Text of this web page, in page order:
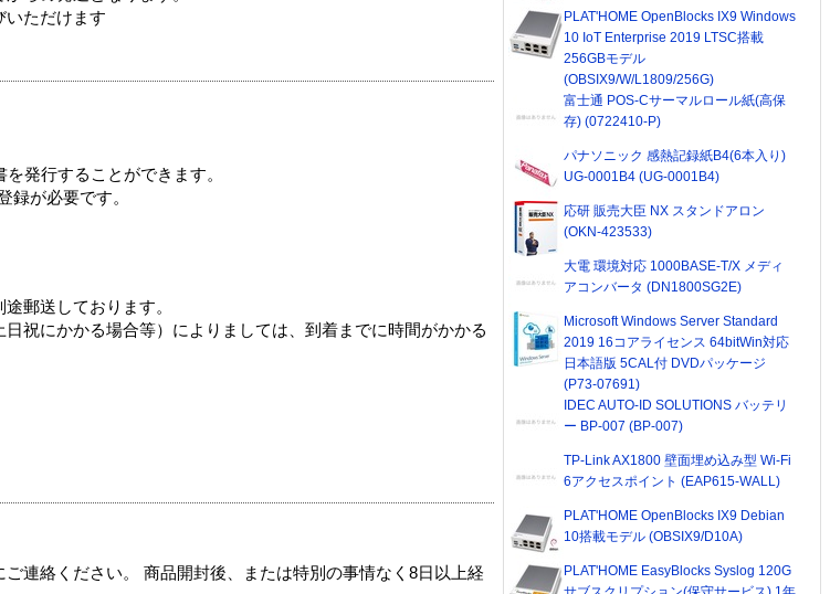
ただけます
発行することができます。
が必要です。
郵送しております。
祝にかかる場合等）によりましては、到着までに時間がかかる
連絡ください。 商品開封後、または特別の事情なく8日以上経
PLAT'HOME OpenBlocks IX9 Windows
10 IoT Enterprise 2019 LTSC搭載
256GBモデル
(OBSIX9/W/L1809/256G)
富士通 POS-Cサーマルロール紙(高保
存) (0722410-P)
パナソニック 感熱記録紙B4(6本入り)
UG-0001B4 (UG-0001B4)
応研 販売大臣 NX スタンドアロン
(OKN-423533)
大電 環境対応 1000BASE-T/X メディ
アコンバータ (DN1800SG2E)
Microsoft Windows Server Standard
2019 16コアライセンス 64bitWin対応
日本語版 5CAL付 DVDパッケージ
(P73-07691)
IDEC AUTO-ID SOLUTIONS バッテリ
ー BP-007 (BP-007)
TP-Link AX1800 壁面埋め込み型 Wi-Fi
6アクセスポイント (EAP615-WALL)
PLAT'HOME OpenBlocks IX9 Debian
10搭載モデル (OBSIX9/D10A)
PLAT'HOME EasyBlocks Syslog 120G